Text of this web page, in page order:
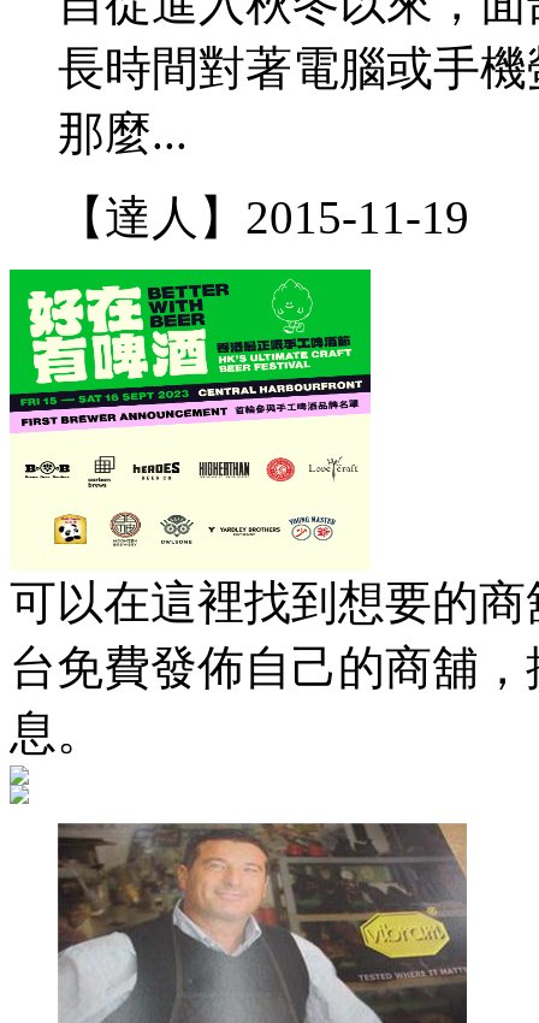
長時間對著電腦或手
那麼...
【達人】 2015-11-19
可以在這裡找到想要的商
台免費發佈自己的商舖
息。